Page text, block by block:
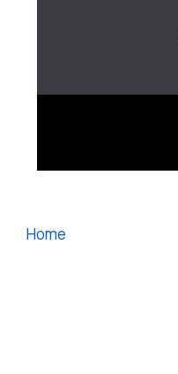
Home